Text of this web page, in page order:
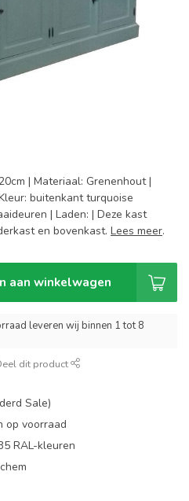
| Materiaal: Grenenhout |
buitenkant turquoise
| Laden: | Deze kast
en bovenkast. Lees meer.
aan winkelwagen
leveren wij binnen 1 tot 8
dit product
Sale)
op voorraad
RAL-kleuren